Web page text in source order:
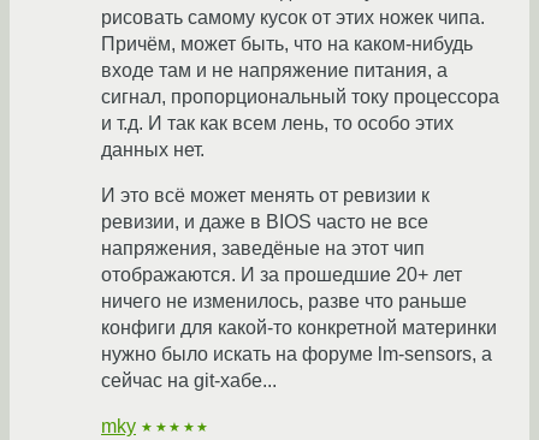
рисовать самому кусок от этих ножек чипа.
Причём, может быть, что на каком-нибудь
входе там и не напряжение питания, а
сигнал, пропорциональный току процессора
и т.д. И так как всем лень, то особо этих
данных нет.
И это всё может менять от ревизии к
ревизии, и даже в BIOS часто не все
напряжения, заведёные на этот чип
отображаются. И за прошедшие 20+ лет
ничего не изменилось, разве что раньше
конфиги для какой-то конкретной материнки
нужно было искать на форуме lm-sensors, а
сейчас на git-хабе...
mky ★★★★★